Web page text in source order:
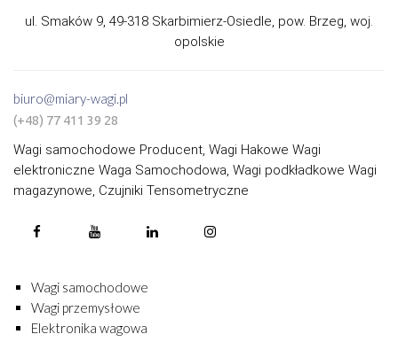
ul. Smaków 9, 49-318 Skarbimierz-Osiedle, pow. Brzeg, woj.
opolskie
biuro@miary-wagi.pl
(+48) 77 411 39 28
Wagi samochodowe Producent, Wagi Hakowe Wagi
elektroniczne Waga Samochodowa, Wagi podkładkowe Wagi
magazynowe, Czujniki Tensometryczne
Wagi samochodowe
Wagi przemysłowe
Elektronika wagowa